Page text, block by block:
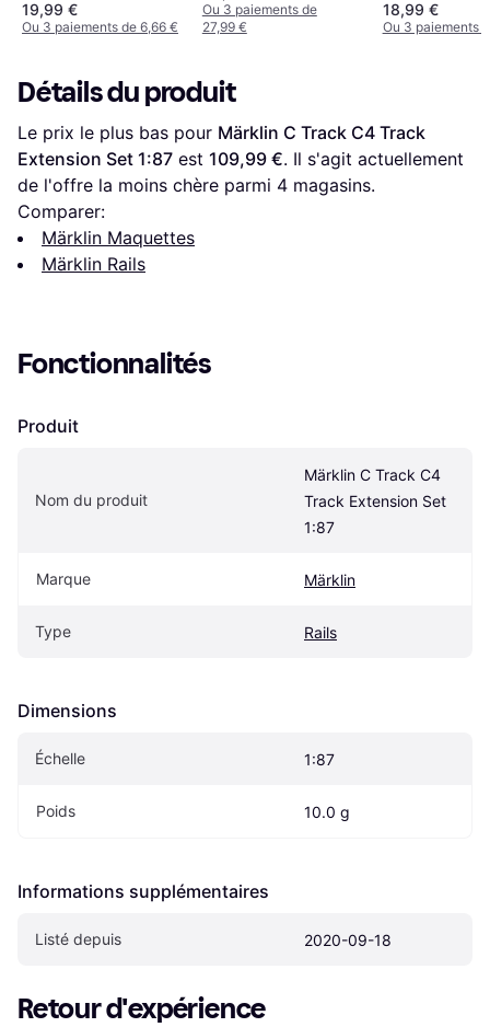
19,99 €
Ou 3 paiements de 6,66 €
Ou 3 paiements de
27,99 €
18,99 €
Ou 3 paiements
Détails du produit
Le prix le plus bas pour Märklin C Track C4 Track
Extension Set 1:87 est 109,99 €. Il s'agit actuellement
de l'offre la moins chère parmi 4 magasins.
Comparer:
Märklin Maquettes
Märklin Rails
Fonctionnalités
Produit
Nom du produit
Märklin C Track C4
Track Extension Set
1:87
Marque Märklin
Type Rails
Dimensions
Échelle 1:87
Poids 10.0 g
Informations supplémentaires
Listé depuis 2020-09-18
Retour d'expérience